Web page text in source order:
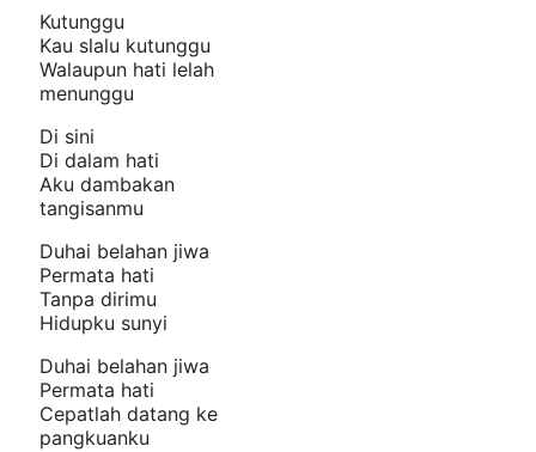
Kutunggu
Kau slalu kutunggu
Walaupun hati lelah
menunggu
Di sini
Di dalam hati
Aku dambakan
tangisanmu
Duhai belahan jiwa
Permata hati
Tanpa dirimu
Hidupku sunyi
Duhai belahan jiwa
Permata hati
Cepatlah datang ke
pangkuanku